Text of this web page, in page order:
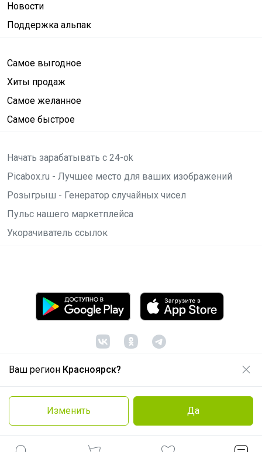
Ваш регион Красноярск?
Изменить Да
Новости
Поддержка альпак
Самое выгодное
Хиты продаж
Самое желанное
Самое быстрое
Начать зарабатывать с 24-ok
Picabox.ru - Лучшее место для ваших изображений
Розыгрыш - Генератор случайных чисел
Пульс нашего маркетплейса
Укорачиватель ссылок
© ООО "Лявита", ОГРН 1122468054070, 2012 -2026
Политика конфиденциальности
Cоглашение пользователя